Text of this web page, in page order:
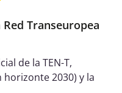
Transeuropea
de la TEN-T,
2030) y la